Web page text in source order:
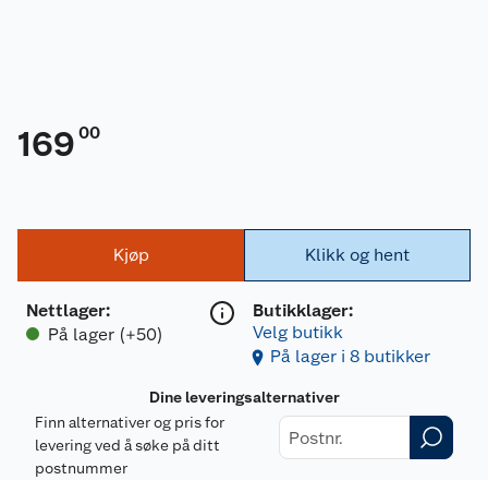
169 00
Kjøp
Nettlager:
På lager (+50)
Klikk og hent
Butikklager:
Velg butikk
På lager i 8 butikker
Dine leveringsalternativer
Finn alternativer og pris for
levering ved å søke på ditt
postnummer